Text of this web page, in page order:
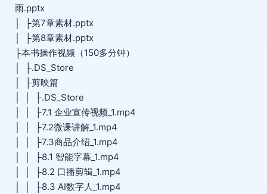
雨.pptx
│ ├第7章素材.pptx
│ ├第8章素材.pptx
├本书操作视频（150多分钟）
│ ├.DS_Store
│ ├剪映篇
│ │ ├.DS_Store
│ │ ├7.1 企业宣传视频_1.mp4
│ │ ├7.2微课讲解_1.mp4
│ │ ├7.3商品介绍_1.mp4
│ │ ├8.1 智能字幕_1.mp4
│ │ ├8.2 口播剪辑_1.mp4
│ │ ├8.3 AI数字人_1.mp4